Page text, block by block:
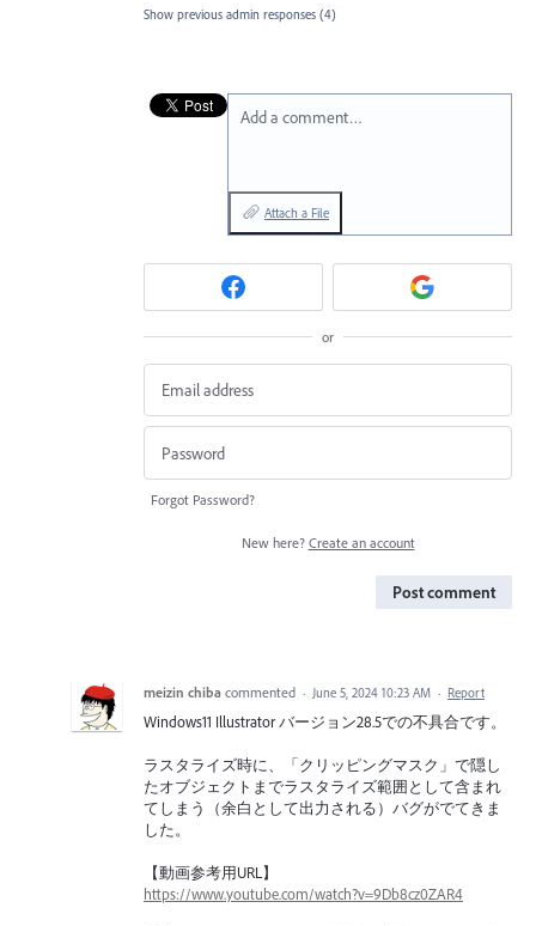
Show previous admin responses (4)
Add a comment…
Attach a File
or
Forgot Password?
New here? Create an account
Post comment
meizin chiba commented · June 5, 2024 10:23 AM · Report
Windows11 Illustrator バージョン28.5での不具合です。
ラスタライズ時に、「クリッピングマスク」で隠し
たオブジェクトまでラスタライズ範囲として含まれ
てしまう（余白として出力される）バグがでてきま
した。
【動画参考用URL】
https://www.youtube.com/watch?v=9Db8cz0ZAR4